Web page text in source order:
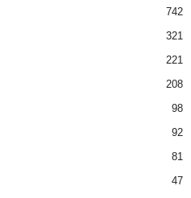
742
321
221
208
98
92
81
47